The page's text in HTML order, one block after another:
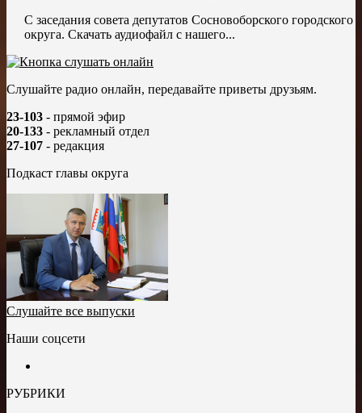
С заседания совета депутатов Сосновоборского городского
округа. Скачать аудиофайл с нашего...
Слушайте радио онлайн, передавайте приветы друзьям.
23-103 - прямой эфир
20-133 - рекламный отдел
27-107 - редакция
Подкаст главы округа
Слушайте все выпуски
Наши соцсети
РУБРИКИ